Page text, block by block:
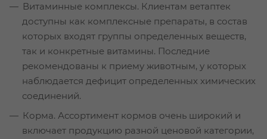
Витаминные комплексы. Клиентам ветаптек
доступны как комплексные препараты, в состав
которых входят группы определенных веществ,
так и конкретные витамины. Последние
рекомендованы к приему животным, у которых
наблюдается дефицит определенных химических
соединений.
Корма. Ассортимент кормов очень широкий и
включает продукцию разной ценовой категории,